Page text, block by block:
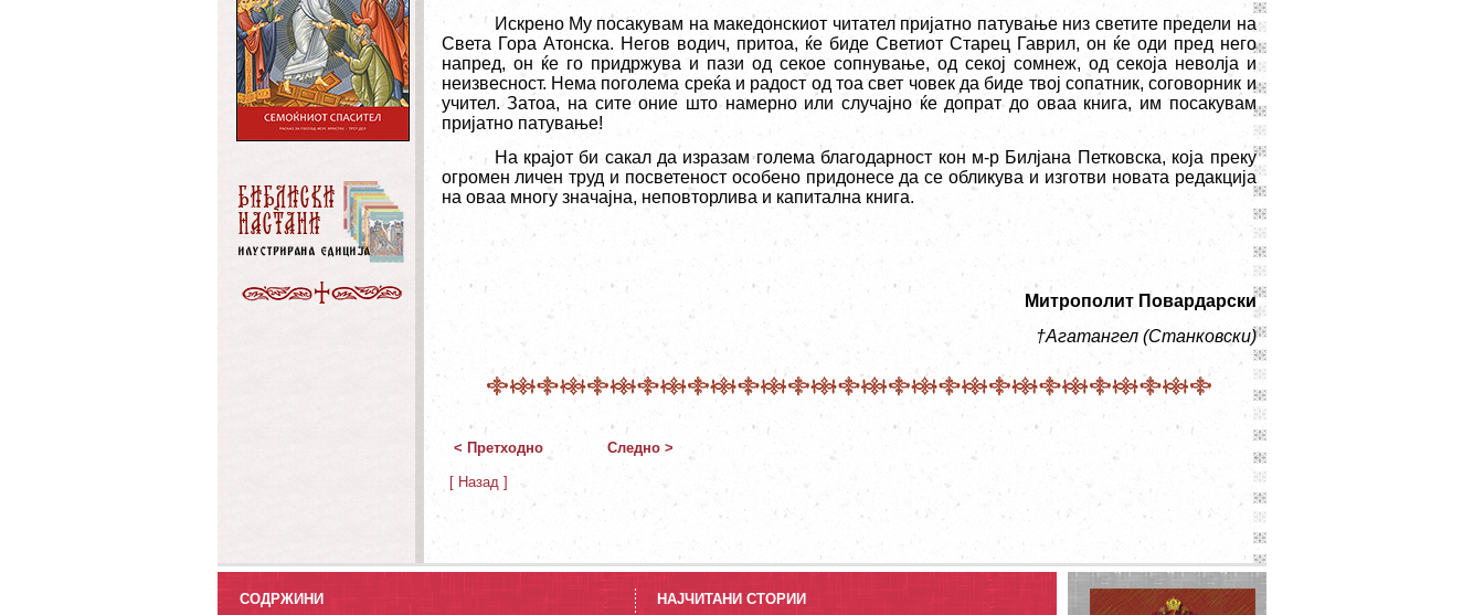
Искрено Му посакувам на македонскиот читател пријатно патување низ светите предели на
Света Гора Атонска. Негов водич, притоа, ќе биде Светиот Старец Гаврил, он ќе оди пред него
напред, он ќе го придржува и пази од секое сопнување, од секој сомнеж, од секоја неволја и
неизвесност. Нема поголема среќа и радост од тоа свет човек да биде твој сопатник, соговорник и
учител. Затоа, на сите оние што намерно или случајно ќе допрат до оваа книга, им посакувам
пријатно патување!
На крајот би сакал да изразам голема благодарност кон м-р Билјана Петковска, која преку
огромен личен труд и посветеност особено придонесе да се обликува и изготви новата редакција
на оваа многу значајна, неповторлива и капитална книга.
Митрополит Повардарски
†Агатангел (Станковски)
< Претходно Следно >
[ Назад ]
СОДРЖИНИ НАЈЧИТАНИ СТОРИИ